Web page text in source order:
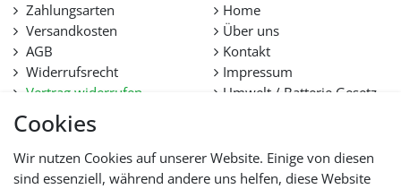
Cookies
Wir nutzen Cookies auf unserer Website. Einige von diesen
sind essenziell, während andere uns helfen, diese Website
Zahlungsarten
Versandkosten
AGB
Widerrufsrecht
Vertrag widerrufen
Datenschutz
Hilfe
Lieferfristen und
Lieferbeschränkung
Home
Über uns
Kontakt
Impressum
Umwelt / Batterie Gesetz